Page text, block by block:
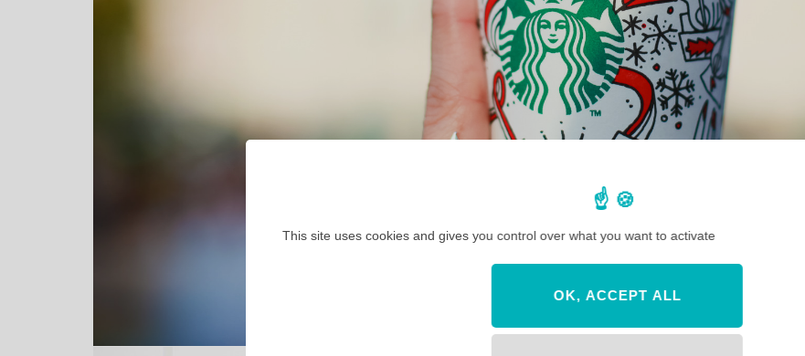
This site uses cookies and gives you control over what you want to activate
OK, ACCEPT ALL